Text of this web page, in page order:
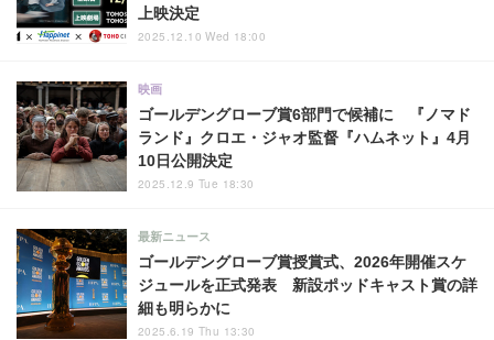
上映決定
2025.12.10 Wed 18:00
ゴールデングローブ賞6部門で候補に 『ノマド
ランド』クロエ・ジャオ監督『ハムネット』4月
10日公開決定
映画
2025.12.9 Tue 18:30
ゴールデングローブ賞授賞式、2026年開催スケ
ジュールを正式発表 新設ポッドキャスト賞の詳
細も明らかに
最新ニュース
2025.6.19 Thu 13:30